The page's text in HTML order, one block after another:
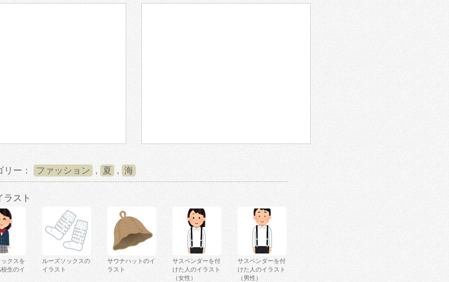
リー： ファッション , 夏 , 海
ラスト
クスを
生のイ
ルーズソックスの
イラスト
サウナハットのイ
ラスト
サスペンダーを付
けた人のイラスト
（女性）
サスペンダーを付
けた人のイラスト
（男性）